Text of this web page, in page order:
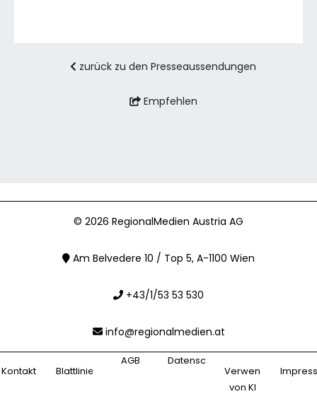
zurück zu den Presseaussendungen
Empfehlen
© 2026 RegionalMedien Austria AG
Am Belvedere 10 / Top 5, A-1100 Wien
+43/1/53 53 530
info@regionalmedien.at
Kontakt Blattlinie
AGB Datenschutz
Verwendung
von KI